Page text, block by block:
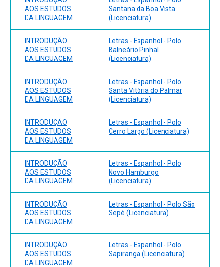
AOS ESTUDOS
DA LINGUAGEM
Santana da Boa Vista
(Licenciatura)
INTRODUÇÃO
AOS ESTUDOS
DA LINGUAGEM
Letras - Espanhol - Polo
Balneário Pinhal
(Licenciatura)
INTRODUÇÃO
AOS ESTUDOS
DA LINGUAGEM
Letras - Espanhol - Polo
Santa Vitória do Palmar
(Licenciatura)
INTRODUÇÃO
AOS ESTUDOS
DA LINGUAGEM
Letras - Espanhol - Polo
Cerro Largo (Licenciatura)
INTRODUÇÃO
AOS ESTUDOS
DA LINGUAGEM
Letras - Espanhol - Polo
Novo Hamburgo
(Licenciatura)
INTRODUÇÃO
AOS ESTUDOS
DA LINGUAGEM
Letras - Espanhol - Polo São
Sepé (Licenciatura)
INTRODUÇÃO
AOS ESTUDOS
DA LINGUAGEM
Letras - Espanhol - Polo
Sapiranga (Licenciatura)